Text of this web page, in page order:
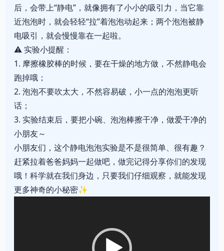
后，会带上“静电”，就像拥有了小小的吸引力，当它靠
近泡泡时，就会轻轻“拉”着泡泡动起来；两个泡泡被静
电吸引，就会慢慢靠在一起啦。
⚠️ 实验小提醒：
1. 摩擦橡胶棒的时候，要在干燥的地方做，不然静电会
跑掉哦；
2. 泡泡不要吹太大，不然容易破，小一点的泡泡更听
话；
3. 实验结束后，要把小碗、泡泡棒擦干净，做爱干净的
小朋友～
小朋友们，这个静电泡泡实验是不是很简单、很有趣？
赶紧拉着爸爸妈妈一起做吧，做完记得分享你们的发现
哦！科学就在我们身边，只要我们仔细观察，就能发现
更多神奇的小秘密✨